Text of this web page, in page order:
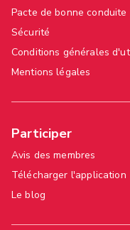
Pacte de bonne conduite
Sécurité
Conditions générales
Mentions légales
Participer
Avis des membres
Télécharger l'application
Le blog